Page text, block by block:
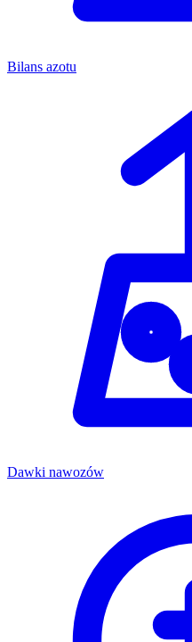
Bilans azotu
Dawki nawozów